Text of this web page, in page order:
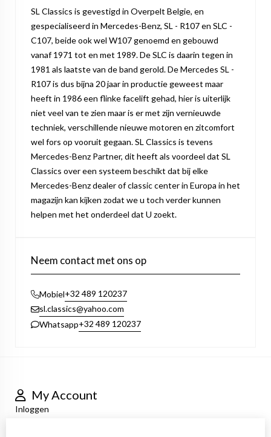
SL Classics is gevestigd in Overpelt Belgie, en
gespecialiseerd in Mercedes-Benz, SL - R107 en SLC -
C107, beide ook wel W107 genoemd en gebouwd
vanaf 1971 tot en met 1989. De SLC is daarin tegen in
1981 als laatste van de band gerold. De Mercedes SL -
R107 is dus bijna 20 jaar in productie geweest maar
heeft in 1986 een flinke facelift gehad, hier is uiterlijk
niet veel van te zien maar is er met zijn vernieuwde
techniek, verschillende nieuwe motoren en zitcomfort
wel fors op vooruit gegaan. SL Classics is tevens
Mercedes-Benz Partner, dit heeft als voordeel dat SL
Classics over een systeem beschikt dat bij elke
Mercedes-Benz dealer of classic center in Europa in het
magazijn kan kijken zodat we u toch verder kunnen
helpen met het onderdeel dat U zoekt.
Neem contact met ons op
Mobiel+32 489 120237
sl.classics@yahoo.com
Whatsapp+32 489 120237
My Account
Inloggen